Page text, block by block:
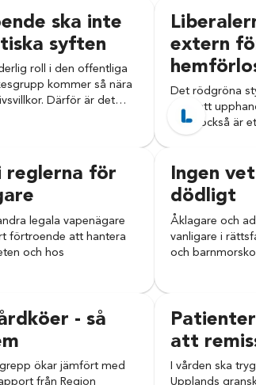
ska inte
syften
roll i den offentliga
kommer så nära
Därför är det…
extern
Det rödgröna
med att
vilket också är
reglerna för
legala vapenägare
förtroende att hantera
och hos
Ingen
dödligt
Åklagare och
vanligare i
och
- så
ökar jämfört med
från Region
att
I vården ska
Upplands